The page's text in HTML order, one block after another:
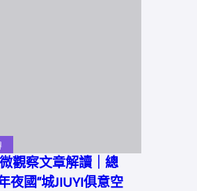
觀察文章解讀｜總
夜國“城JIUYI俱意空